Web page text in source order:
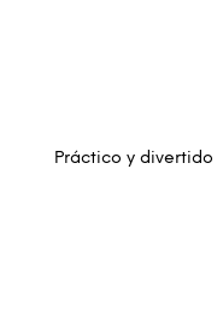
Práctico y divertido